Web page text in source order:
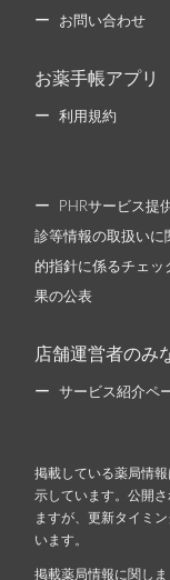
お問い合わせ
お薬手帳アプリ
利用規約
PHRサービス提
診等情報の取扱いに
的指針に係るチェッ
果の公表
店舗運営者のみ
サービス紹介ペ
掲載している薬局情
示しています。公開
ますが、更新タイミ
います。
掲載薬局情報に関し